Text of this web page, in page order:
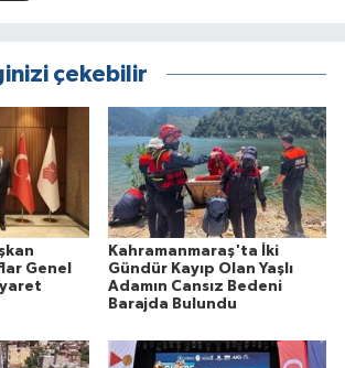
çekebilir
Genel
Kahramanmaraş'ta İki
Gündür Kayıp Olan Yaşlı
Adamın Cansız Bedeni
Barajda Bulundu